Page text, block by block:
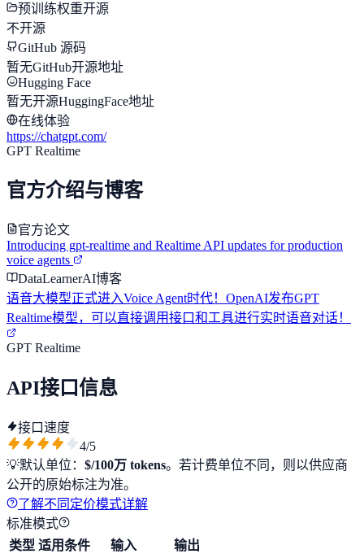
预训练权重开源
不开源
GitHub 源码
暂无GitHub开源地址
Hugging Face
暂无开源HuggingFace地址
在线体验
https://chatgpt.com/
GPT Realtime
官方介绍与博客
官方论文
Introducing gpt-realtime and Realtime API updates for production
voice agents
DataLearnerAI博客
语音大模型正式进入Voice Agent时代！OpenAI发布GPT
Realtime模型，可以直接调用接口和工具进行实时语音对话！
GPT Realtime
API接口信息
接口速度
4/5
💡默认单位： $/100万 tokens。若计费单位不同，则以供应商
公开的原始标注为准。
了解不同定价模式详解
标准模式
类型 适用条件 输入 输出